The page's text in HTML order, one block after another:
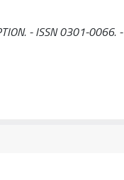
- ISSN 0301-0066.